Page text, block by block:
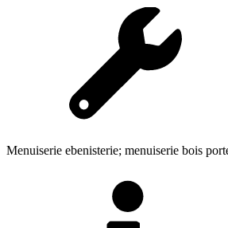
Menuiserie ebenisterie; menuiserie bois